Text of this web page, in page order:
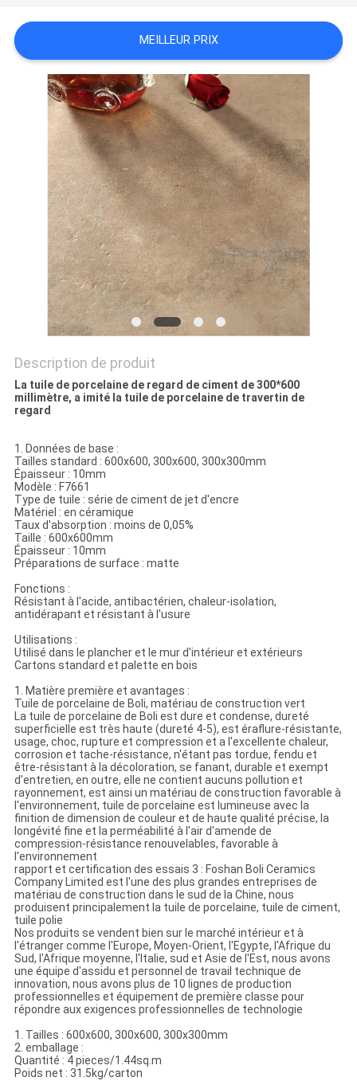
DEMANDEZ
UN DEVIS
PLAN
POLITIQUE
CONFIDENTIALITÉ
MEILLEUR PRIX
Description de produit
La tuile de porcelaine de regard de ciment de 300*600
millimètre, a imité la tuile de porcelaine de travertin de
regard
1. Données de base :
Tailles standard : 600x600, 300x600, 300x300mm
Épaisseur : 10mm
Modèle : F7661
Type de tuile : série de ciment de jet d'encre
Matériel : en céramique
Taux d'absorption : moins de 0,05%
Taille : 600x600mm
Épaisseur : 10mm
Préparations de surface : matte
Fonctions :
Résistant à l'acide, antibactérien, chaleur-isolation,
antidérapant et résistant à l'usure
Utilisations :
Utilisé dans le plancher et le mur d'intérieur et extérieurs
Cartons standard et palette en bois
1. Matière première et avantages :
Tuile de porcelaine de Boli, matériau de construction vert
La tuile de porcelaine de Boli est dure et condense, dureté
superficielle est très haute (dureté 4-5), est éraflure-résistante,
usage, choc, rupture et compression et a l'excellente chaleur,
corrosion et tache-résistance, n'étant pas tordue, fendu et
être-résistant à la décoloration, se fanant, durable et exempt
d'entretien, en outre, elle ne contient aucuns pollution et
rayonnement, est ainsi un matériau de construction favorable à
l'environnement, tuile de porcelaine est lumineuse avec la
finition de dimension de couleur et de haute qualité précise, la
longévité fine et la perméabilité à l'air d'amende de
compression-résistance renouvelables, favorable à
l'environnement
rapport et certification des essais 3 : Foshan Boli Ceramics
Company Limited est l'une des plus grandes entreprises de
matériau de construction dans le sud de la Chine, nous
produisent principalement la tuile de porcelaine, tuile de ciment,
tuile polie
Nos produits se vendent bien sur le marché intérieur et à
l'étranger comme l'Europe, Moyen-Orient, l'Egypte, l'Afrique du
Sud, l'Afrique moyenne, l'Italie, sud et Asie de l'Est, nous avons
une équipe d'assidu et personnel de travail technique de
innovation, nous avons plus de 10 lignes de production
professionnelles et équipement de première classe pour
répondre aux exigences professionnelles de technologie
1. Tailles : 600x600, 300x600, 300x300mm
2. emballage :
Quantité : 4 pieces/1.44sq.m
Poids net : 31.5kg/carton